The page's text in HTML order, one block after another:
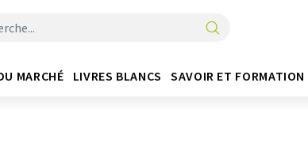
MARCHÉ LIVRES BLANCS SAVOIR ET FORMATION